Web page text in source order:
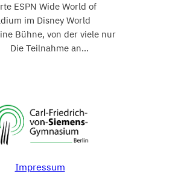
ESPN Wide World of
im Disney World
Bühne, von der viele nur
Teilnahme an…
Impressum